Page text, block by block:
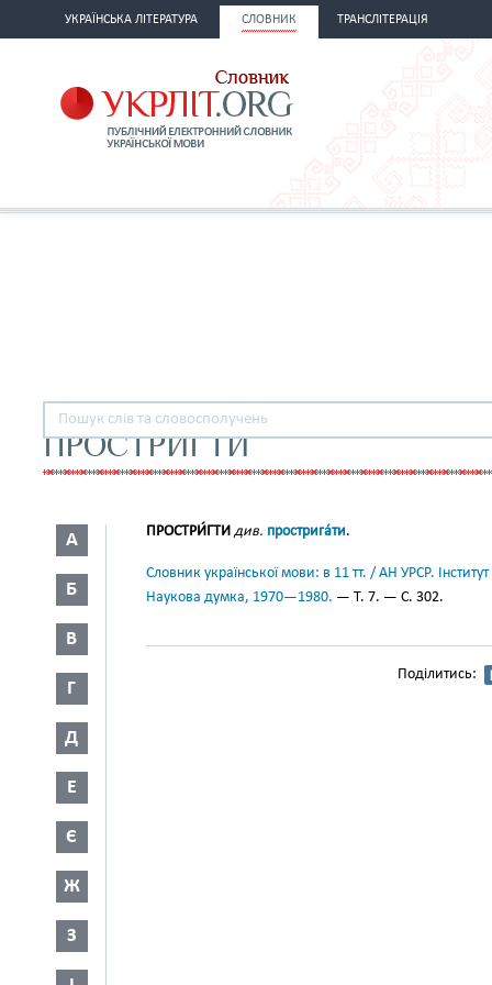
УКРАЇНСЬКА ЛІТЕРАТУРА СЛОВНИК ТРАНСЛІТЕРАЦІЯ
ПРОСТРИГТИ
А
Б
В
Г
Д
Е
Є
Ж
З
ПРОСТРИ́ГТИ див. прострига́ти.
Словник української мови: в 11 тт. / АН УРСР.
Наукова думка, 1970—1980. — Т. 7. — С. 302.
Поділитись: